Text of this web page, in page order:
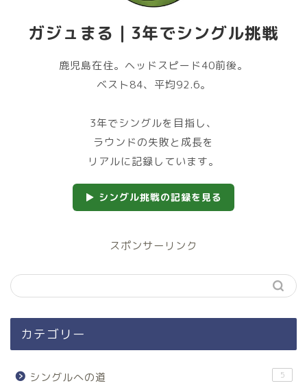
ガジュまる｜3年でシングル挑戦
鹿児島在住。ヘッドスピード40前後。
ベスト84、平均92.6。
3年でシングルを目指し、
ラウンドの失敗と成長を
リアルに記録しています。
▶ シングル挑戦の記録を見る
スポンサーリンク
カテゴリー
シングルへの道 5